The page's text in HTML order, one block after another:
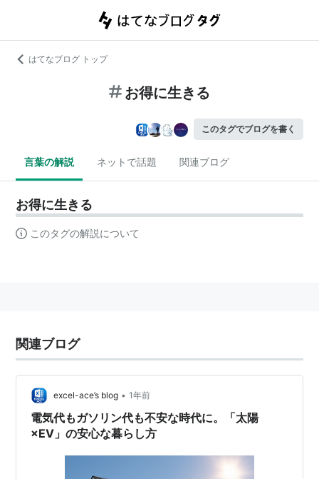
はてなブログ トップ
お得に生きる
このタグでブログを書く
言葉の解説 ネットで話題 関連ブログ
お得に生きる
このタグの解説について
関連ブログ
excel-ace’s blog • 1年前
電気代もガソリン代も不安な時代に。「太陽
×EV」の安心な暮らし方